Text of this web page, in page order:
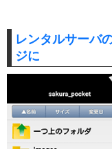
レンタルサーバ
ジに